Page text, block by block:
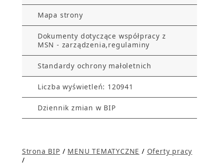
Mapa strony
Dokumenty dotyczące współpracy z
MSN - zarządzenia,regulaminy
Standardy ochrony małoletnich
Liczba wyświetleń: 120941
Dziennik zmian w BIP
Strona BIP / MENU TEMATYCZNE / Oferty pracy
/